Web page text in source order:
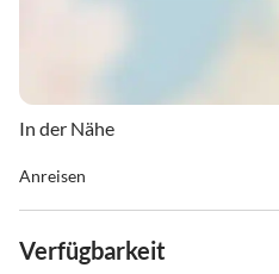
In der Nähe
Anreisen
Tal hinein, nach ca. 3 km kommen
Verfügbarkeit